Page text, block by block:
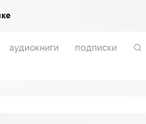
аудиокниги подписки